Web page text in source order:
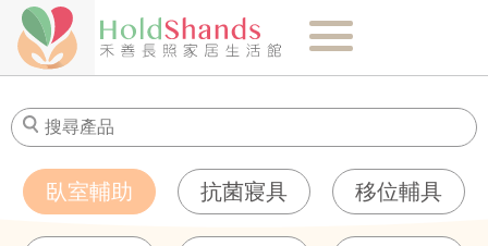
關於我們
臥室輔助 抗菌寢具 移位輔具